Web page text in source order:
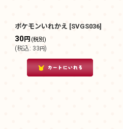
ポケモンいれかえ [SVGS036]
30円 (税別)
(税込: 33円)